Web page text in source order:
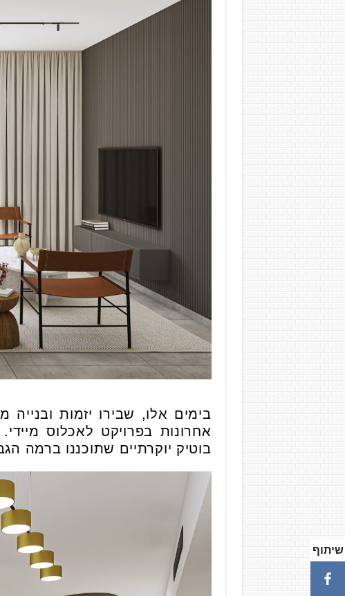
בימים אלו, שבירו יזמות
בוטיק יוקרתיים שתוכננו ברמה הגבוהה ביותר – דירות 5.5-6
שיתוף